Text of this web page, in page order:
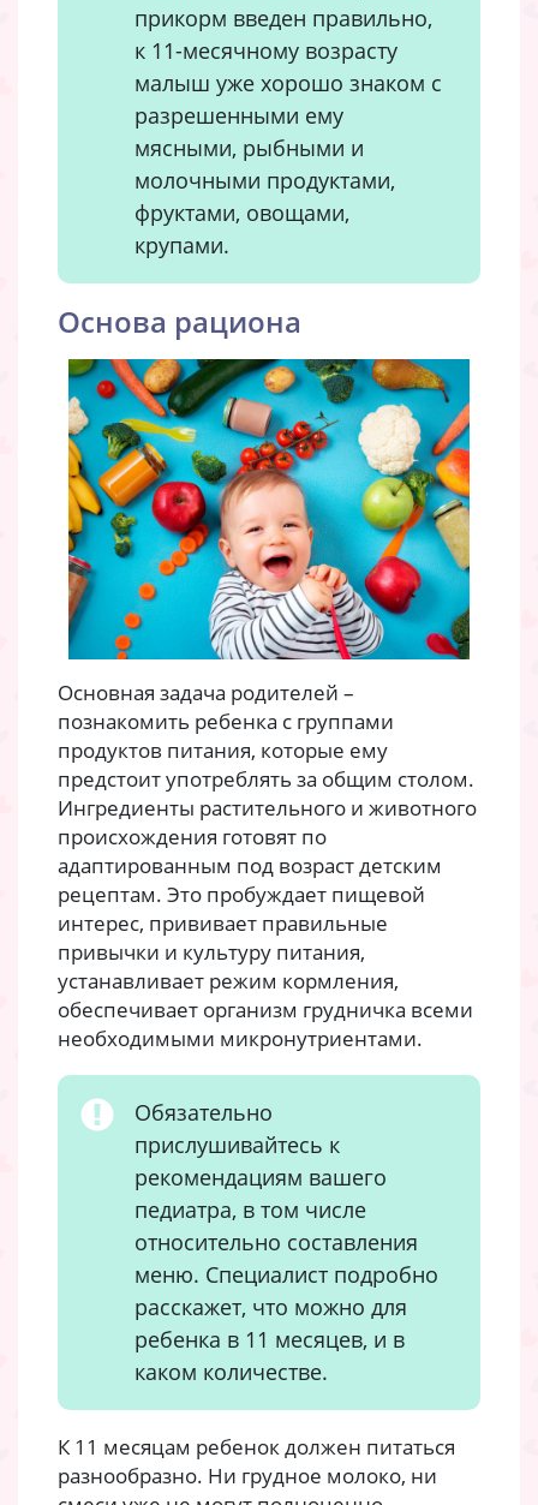
прикорм введен правильно,
к 11-месячному возрасту
малыш уже хорошо знаком с
разрешенными ему
мясными, рыбными и
молочными продуктами,
фруктами, овощами,
крупами.
Основа рациона
Основная задача родителей –
познакомить ребенка с группами
продуктов питания, которые ему
предстоит употреблять за общим столом.
Ингредиенты растительного и животного
происхождения готовят по
адаптированным под возраст детским
рецептам. Это пробуждает пищевой
интерес, прививает правильные
привычки и культуру питания,
устанавливает режим кормления,
обеспечивает организм грудничка всеми
необходимыми микронутриентами.
Обязательно
прислушивайтесь к
рекомендациям вашего
педиатра, в том числе
относительно составления
меню. Специалист подробно
расскажет, что можно для
ребенка в 11 месяцев, и в
каком количестве.
К 11 месяцам ребенок должен питаться
разнообразно. Ни грудное молоко, ни